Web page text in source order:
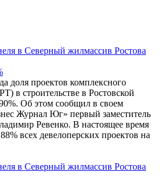
доля проектов комплексного
в строительстве в Ростовской
Об этом сообщил в своем
Журнал Юг» первый заместитель
Ревенко. В настоящее время
всех девелоперских проектов на